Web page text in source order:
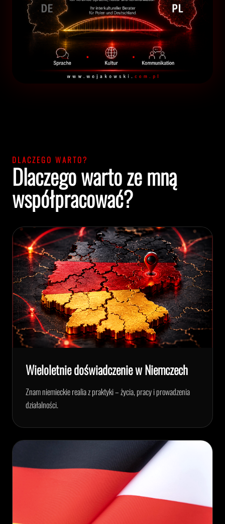
DLACZEGO WARTO?
Dlaczego warto ze mną
współpracować?
Wieloletnie doświadczenie w Niemczech
Znam niemieckie realia z praktyki – życia, pracy i prowadzenia
działalności.